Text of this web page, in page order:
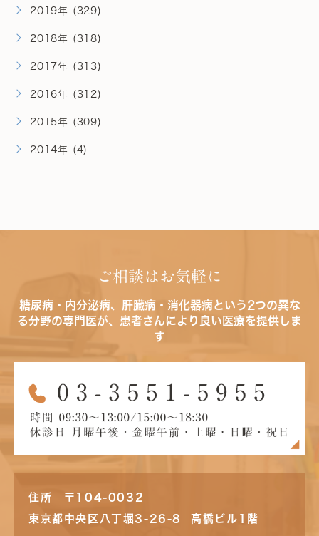
2019年 (329)
2018年 (318)
2017年 (313)
2016年 (312)
2015年 (309)
2014年 (4)
ご相談はお気軽に
糖尿病・内分泌病、肝臓病・消化器病という2つの異な
る分野の専門医が、患者さんにより良い医療を提供しま
す
住所 〒104-0032
東京都中央区八丁堀3-26-8 高橋ビル1階